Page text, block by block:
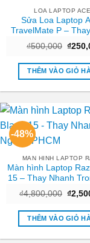
LOA LAPTOP
Sửa Loa Laptop
TravelMate P –
Tại Trung Tâm
Tốt
₫500,000 Giá
là:
₫
THÊM VÀO GIỎ
-48%
MAN HINH LAPTOP
Màn hình Laptop
15 – Thay Nhanh
TPHCM
₫4,800,000 Giá
là:
₫
THÊM VÀO GIỎ